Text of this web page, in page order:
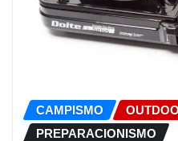
CAMPISMO
PREPARACIONISMO